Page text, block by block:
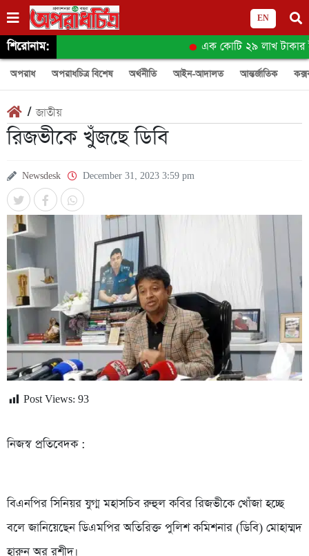
EN
শিরোনাম: এক কোটি ২৯ লাখ টাকার
অপরাধ অপরাধচিত্র বিশেষ অর্থনীতি আইন-আদালত আন্তর্জাতিক
/জাতীয়
রিজভীকে খুঁজছে ডিবি
Newsdesk December 31, 2023 3:59 pm
Post Views: 93
নিজস্ব প্রতিবেদক :
বিএনপির সিনিয়র যুগ্ম মহাসচিব রুহুল কবির রিজভীকে খোঁজা হচ্ছে
বলে জানিয়েছেন ডিএমপির অতিরিক্ত পুলিশ কমিশনার (ডিবি) মোহাম্মদ
হারুন অর রশীদ।